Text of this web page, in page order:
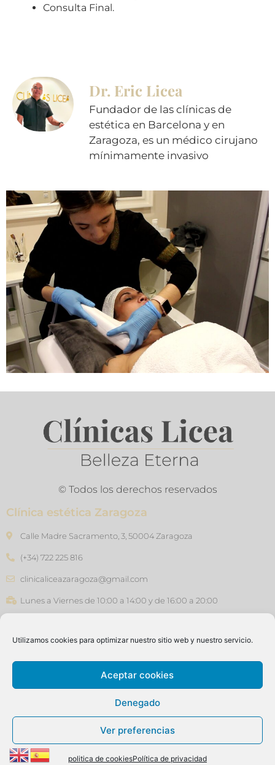
Utilizamos cookies para optimizar nuestro sitio web y nuestro servicio.
Aceptar cookies
Denegado
Ver preferencias
politica de cookiesPolítica de privacidad
Consulta Final.
Dr. Eric Licea
Fundador de las clínicas de
estética en Barcelona y en
Zaragoza, es un médico cirujano
mínimamente invasivo
© Todos los derechos reservados
Clínica estética Zaragoza
Calle Madre Sacramento, 3, 50004 Zaragoza
(+34) 722 225 816
clinicaliceazaragoza@gmail.com
Lunes a Viernes de 10:00 a 14:00 y de 16:00 a 20:00
Carrer de Joan Güell, 45, 08028 - Barcelona
clinicaliceasants@gmail.com
Aviso LegalPolítica de cookiesPolítica de privacidad